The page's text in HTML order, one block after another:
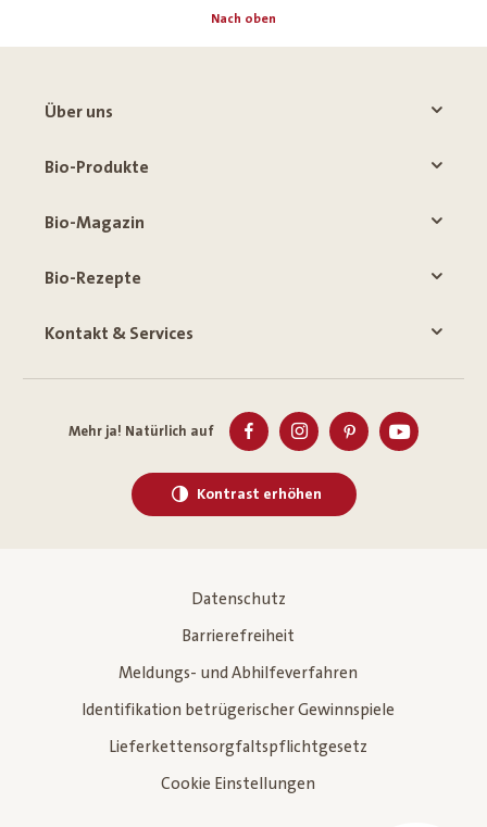
Nach oben
Über uns
Bio-Produkte
Bio-Magazin
Bio-Rezepte
Kontakt & Services
Mehr ja! Natürlich auf
Kontrast erhöhen
Datenschutz
Barrierefreiheit
Meldungs- und Abhilfeverfahren
Identifikation betrügerischer Gewinnspiele
Lieferkettensorgfaltspflichtgesetz
Cookie Einstellungen